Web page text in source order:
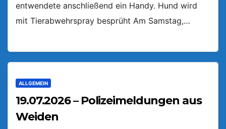
entwendete anschließend ein Handy. Hund wird
mit Tierabwehrspray besprüht Am Samstag,…
ALLGEMEIN
19.07.2026 – Polizeimeldungen aus
Weiden